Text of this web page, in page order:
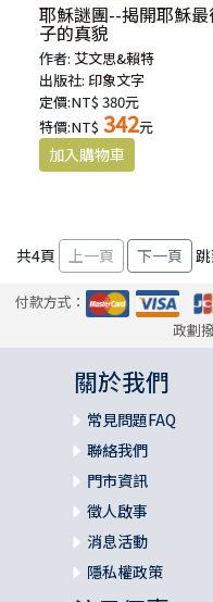
耶穌謎團--揭開耶穌最
子的真貌
作者: 艾文思&賴特
出版社: 印象文字
定價:NT$ 380元
特價:NT$ 342元
共4頁
付款方式：
政劃
關於我們
常見問題FAQ
聯絡我們
門市資訊
徵人啟事
消息活動
隱私權政策